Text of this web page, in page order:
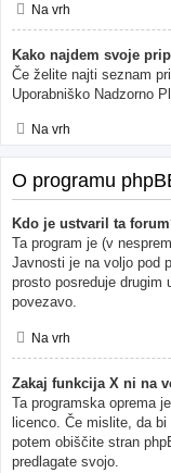
Na vrh
Kako najdem svoje
Če želite najti seznam
Uporabniško Nadzorno
Na vrh
O programu
Kdo je ustvaril ta
Ta program je (v
Javnosti je na voljo pod
prosto posreduje drugim
povezavo.
Na vrh
Zakaj funkcija X ni na
Ta programska oprema
licenco. Če mislite, da
potem obiščite stran
predlagate svojo.